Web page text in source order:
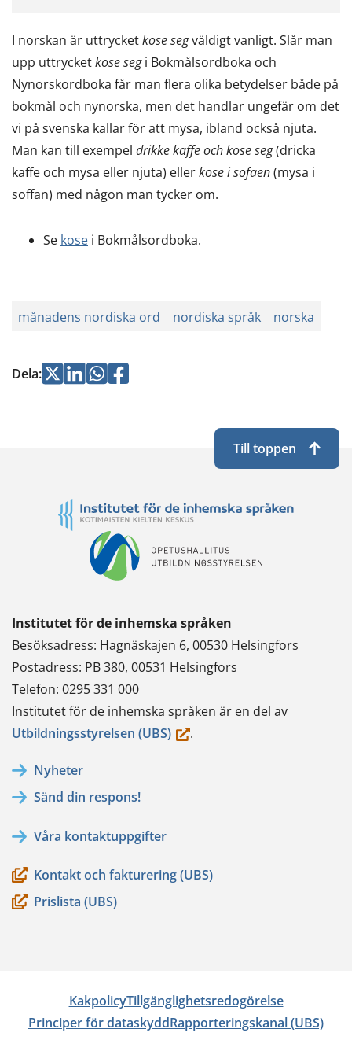
I norskan är uttrycketkose segväldigt vanligt. Slår man
upp uttrycketkose segi Bokmålsordboka och
Nynorskordboka får man flera olika betydelser både på
bokmål och nynorska, men det handlar ungefär om det
vi på svenska kallar för att mysa, ibland också njuta.
Man kan till exempel drikke kaffe och kose seg(dricka
kaffe och mysa eller njuta) ellerkose i sofaen(mysa i
soffan) med någon man tycker om.
Se kose i Bokmålsordboka.
månadens nordiska ord nordiska språk norska
Dela:Jaa Jaa Jaa
Jaa
Institutet för de inhemska språken
Besöksadress: Hagnäskajen 6, 00530 Helsingfors
Postadress: PB 380, 00531 Helsingfors
Telefon: 0295 331 000
Institutet för de inhemska språken är en del av
Utbildningsstyrelsen (UBS)(du.
Nyheter
Sänd din respons!
Våra kontaktuppgifter
Kontakt och fakturering (UBS)
Prislista (UBS)
KakpolicyTillgänglighetsredogörelse
Principer för dataskyddRapporteringskanal (UBS)
Till toppen